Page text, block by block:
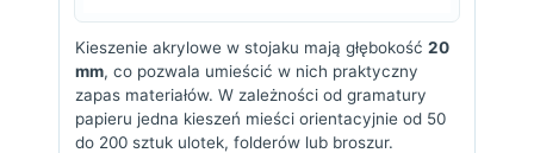
Kieszenie akrylowe w stojaku mają głębokość 20
mm, co pozwala umieścić w nich praktyczny
zapas materiałów. W zależności od gramatury
papieru jedna kieszeń mieści orientacyjnie od 50
do 200 sztuk ulotek, folderów lub broszur.